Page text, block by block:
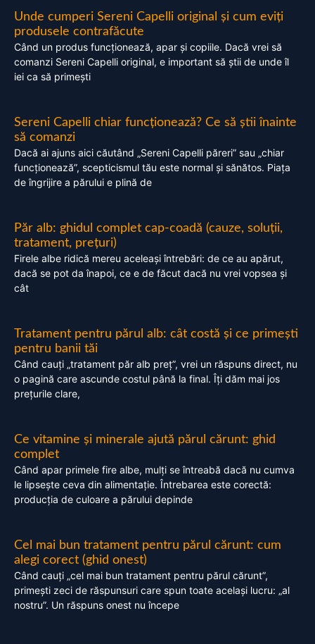
Unde cumperi Sereni Capelli original și cum eviți
produsele contrafăcute
Când un produs funcționează, apar și copiile. Dacă vrei să
comanzi Sereni Capelli original, e important să știi de unde îl
iei ca să primești
Sereni Capelli chiar funcționează? Ce să știi înainte
să comanzi
Dacă ai ajuns aici căutând „Sereni Capelli păreri” sau „chiar
funcționează”, scepticismul tău este normal și sănătos. Piața
de îngrijire a părului e plină de
Păr alb: ghidul complet cap-coadă (cauze, soluții,
tratament, prețuri)
Firele albe ridică mereu aceleași întrebări: de ce au apărut,
dacă se pot da înapoi, ce e de făcut dacă nu vrei vopsea și
cât
Tratament pentru părul alb: cât costă și ce primești
pentru banii tăi
Când cauți „tratament păr alb preț”, vrei un răspuns direct, nu
o pagină care ascunde costul până la final. Îți dăm mai jos
prețurile clare,
Ce vitamine și minerale ajută părul cărunt: ghid
complet
Când apar primele fire albe, mulți se întreabă dacă nu cumva
le lipsește ceva din alimentație. Întrebarea este corectă:
producția de culoare a părului depinde
Cel mai bun tratament pentru părul cărunt: cum
alegi corect (ghid onest)
Când cauți „cel mai bun tratament pentru părul cărunt”,
primești zeci de răspunsuri care spun toate același lucru: „al
nostru”. Un răspuns onest nu începe